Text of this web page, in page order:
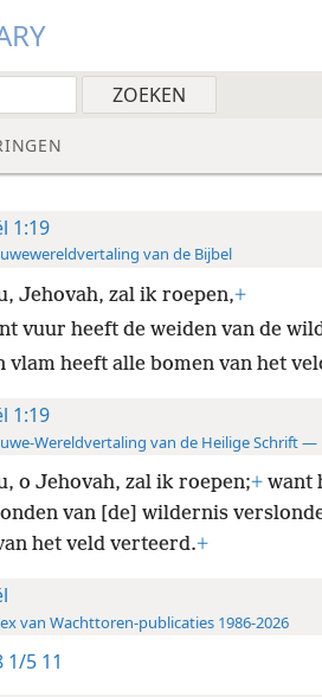
1:19
van de Bijbel
Jehovah, zal ik roepen,+
vuur heeft de weiden van de
vlam heeft alle bomen van het
1:19
Wereldvertaling van de Heilige Schrift
o Jehovah, zal ik roepen;+want
van [de] wildernis
het veld verteerd.+
van Wachttoren-publicaties 1986-2026
1/5 11